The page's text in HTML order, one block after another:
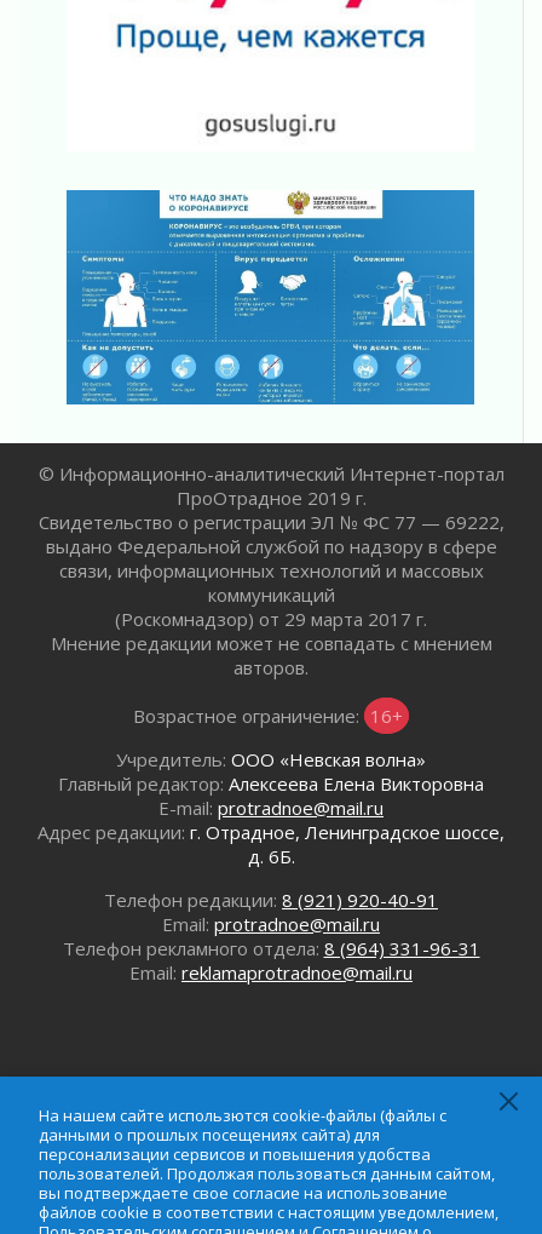
Пропавшего подростка нашли в Кировском
Жителям Ленобласти напомнили, как
В Ивангороде назвали новых почетных
граждан Ленинградской области
02 августа 2026
Готовность №1
02 августа 2026
Километровые столбы «Дороги жизни»
отправили на реставрацию
02 августа 2026
02 августа 2026
В Ивангороде появилась «Избушка-
воробушка»
02 августа 2026
Юхла, мука, кантеле и Водяной
01 августа 2026
Лето катится с горки
В Ленобласти открылась экспозиция к 150-
летию Билибина
01 августа 2026
Лето без гаджетов
Болезнь девственниц и вампиров
Безмолвный крик о помощи
В музей всей семьёй
Не женское это дело...уверены?
01 августа 2026
Все силы в кулак
01 августа 2026
Айда на пляж!
01 августа 2026
© Информационно-аналитический Интернет-портал
ПроОтрадное 2019 г.
Свидетельство о регистрации ЭЛ № ФС 77 — 69222,
выдано Федеральной службой по надзору в сфере
связи, информационных технологий и массовых
коммуникаций
(Роскомнадзор) от 29 марта 2017 г.
Мнение редакции может не совпадать с мнением
авторов.
Возрастное ограничение: 16+
Учредитель: ООО «Невская волна»
Главный редактор: Алексеева Елена Викторовна
E-mail: protradnoe@mail.ru
Адрес редакции: г. Отрадное, Ленинградское шоссе,
д. 6Б.
Телефон редакции: 8 (921) 920-40-91
Email: protradnoe@mail.ru
Телефон рекламного отдела: 8 (964) 331-96-31
Email: reklamaprotradnoe@mail.ru
На нашем сайте использются cookie-файлы (файлы с
данными о прошлых посещениях сайта) для
На нашем сайте использются cookie-файлы (файлы с
данными о прошлых посещениях сайта) для
персонализации сервисов и повышения удобства
пользователей. Продолжая пользоваться данным сайтом,
вы подтверждаете свое согласие на использование
файлов cookie в соответствии с настоящим уведомлением,